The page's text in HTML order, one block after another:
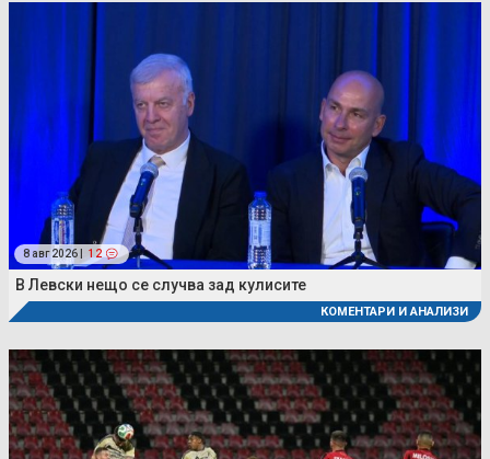
8 авг 2026 | 12
В Левски нещо се случва зад кулисите
КОМЕНТАРИ И АНАЛИЗИ